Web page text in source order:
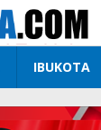
IBUKOTA